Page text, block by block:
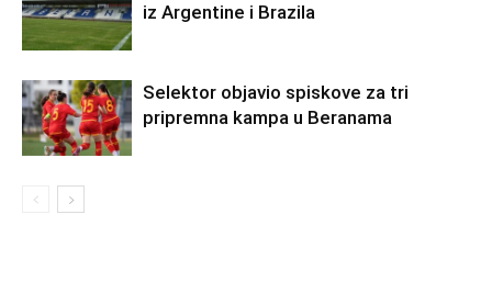
iz Argentine i Brazila
Selektor objavio spiskove za tri
pripremna kampa u Beranama